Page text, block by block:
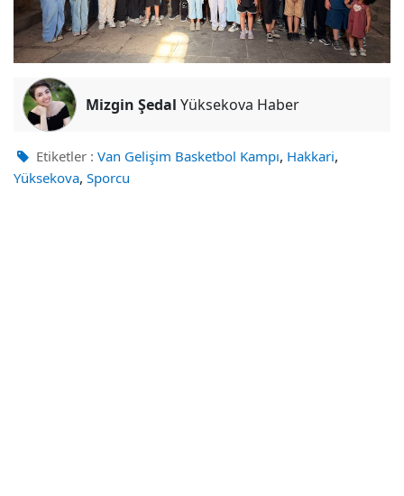
Mizgin Şedal Yüksekova Haber
Etiketler : Van Gelişim Basketbol Kampı, Hakkari,
Yüksekova, Sporcu